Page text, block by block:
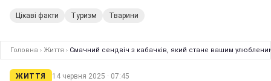
Цікаві факти Туризм Тварини
Головна › Життя › Смачний сендвіч з кабачків, який стане вашим
ЖИТТЯ 14 червня 2025 · 07:45